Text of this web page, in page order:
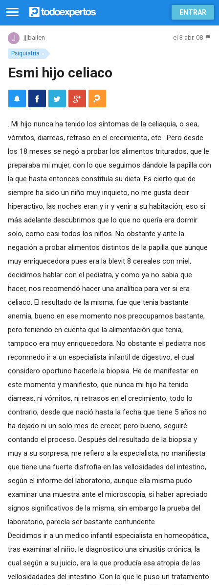
ENTRAR
Psiquiatría
jjjbailen el 3 abr. 08
Esmi hijo celiaco
. Mi hijo nunca ha tenido los síntomas de la celiaquia, o sea,
vómitos, diarreas, retraso en el crecimiento, etc . Pero desde
los 18 meses se negó a probar los alimentos triturados, que le
preparaba mi mujer, con lo que seguimos dándole la papilla con
la que hasta entonces constituía su dieta. Es cierto que de
siempre ha sido un niño muy inquieto, no me gusta decir
hiperactivo, las noches eran y ir y venir a su habitación, eso si
más adelante descubrimos que lo que no quería era dormir
solo, como casi todos los niños. No obstante y ante la
negación a probar alimentos distintos de la papilla que aunque
muy enriquecedora pues era la blevit 8 cereales con miel,
decidimos hablar con el pediatra, y como ya no sabia que
hacer, nos recomendó hacer una analítica para ver si era
celiaco. El resultado de la misma, fue que tenia bastante
anemia, bueno en ese momento nos preocupamos bastante,
pero teniendo en cuenta que la alimentación que tenia,
tampoco era muy enriquecedora. No obstante el pediatra nos
reconmedo ir a un especialista infantil de digestivo, el cual
considero oportuno hacerle la biopsia. He de manifestar en
este momento y manifiesto, que nunca mi hijo ha tenido
diarreas, ni vómitos, ni retrasos en el crecimiento, todo lo
contrario, desde que nació hasta la fecha que tiene 5 años no
ha dejado ni un solo mes de crecer, pero bueno, seguiré
contando el proceso. Después del resultado de la biopsia y
muy a su sorpresa, me refiero a la especialista, no manifiesta
que tiene una fuerte disfrofia en las vellosidades del intestino,
según el informe del laboratorio, aunque ella misma pudo
examinar una muestra ante el microscopia, si haber apreciado
signos significativos de la misma, sin embargo la prueba del
laboratorio, parecía ser bastante contundente.
Decidimos ir a un medico infantil especialista en homeopática,,
tras examinar al niño, le diagnostico una sinusitis crónica, la
cual según a su juicio, era la que producía esa atropia de las
vellosidadades del intestino. Con lo que le puso un tratamiento